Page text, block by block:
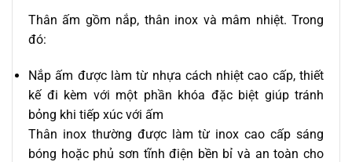
Thân ấm gồm nắp, thân inox và mâm nhiệt. Trong
đó:
Nắp ấm được làm từ nhựa cách nhiệt cao cấp, thiết
kế đi kèm với một phần khóa đặc biệt giúp tránh
bỏng khi tiếp xúc với ấm
Thân inox thường được làm từ inox cao cấp sáng
bóng hoặc phủ sơn tĩnh điện bền bỉ và an toàn cho